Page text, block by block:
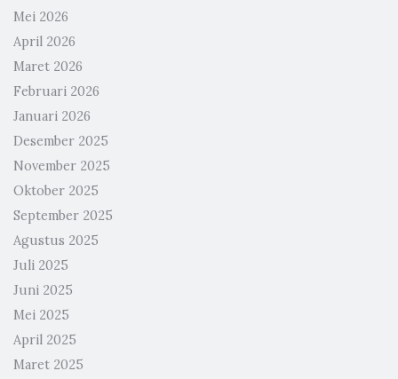
Mei 2026
April 2026
Maret 2026
Februari 2026
Januari 2026
Desember 2025
November 2025
Oktober 2025
September 2025
Agustus 2025
Juli 2025
Juni 2025
Mei 2025
April 2025
Maret 2025